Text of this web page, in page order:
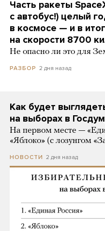
Часть ракеты
с автобус!) целый
в космосе — и в
на скорости 8700
Не опасно ли это для
РАЗБОР 2 дня назад
Как будет
на выборах в
На первом месте —
«Яблоко» (с лозунгом
НОВОСТИ 2 дня назад